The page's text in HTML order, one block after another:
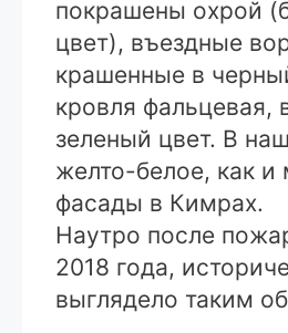
покрашены охрой
цвет), въездные
крашенные в
кровля фальцевая,
зеленый цвет. В
желто-белое, как и
фасады в Кимрах.
Наутро после
2018 года,
выглядело таким